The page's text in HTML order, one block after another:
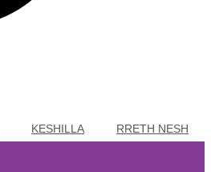
KESHILLA RRETH NESH